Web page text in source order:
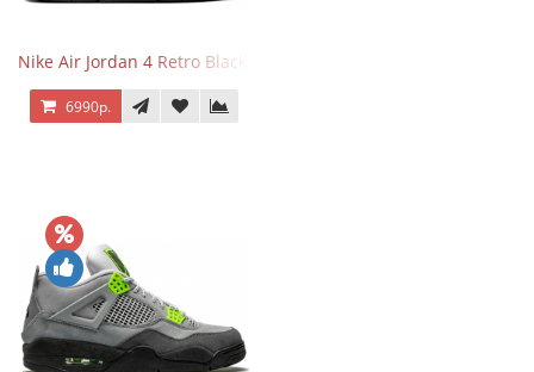
Nike Air Jordan 4 Retro Black Cat
6990р.